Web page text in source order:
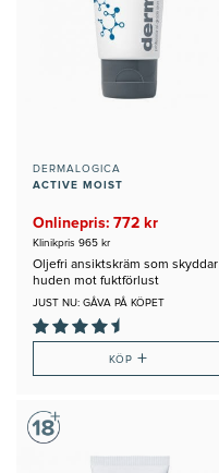
DERMALOGICA
ACTIVE MOIST
Onlinepris: 772 kr
Klinikpris 965 kr
Oljefri ansiktskräm som skyddar
huden mot fuktförlust
JUST NU: GÅVA PÅ KÖPET
KÖP+